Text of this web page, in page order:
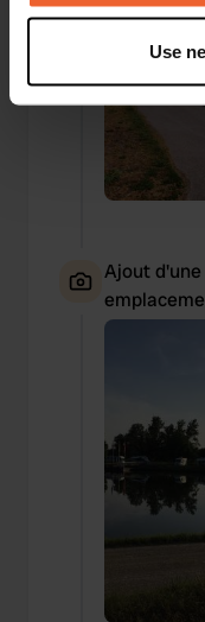
Collect
which can be
Identify your
Find out more about
We use cookies to
provide social
We also share
of their services.
Use
Ajout